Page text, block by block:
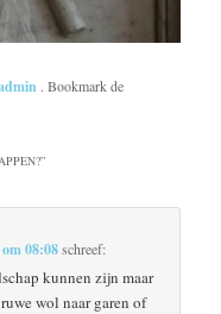
. Bookmark de
”
08:08schreef:
kunnen zijn maar
wol naar garen of